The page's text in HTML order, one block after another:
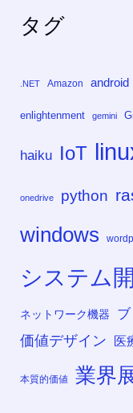
タグ
.NET Amazon android
enlightenment gemini
haiku IoT
onedrive python
windows
システム
ネットワーク機器
価値デザイン 医
本質的価値 業界